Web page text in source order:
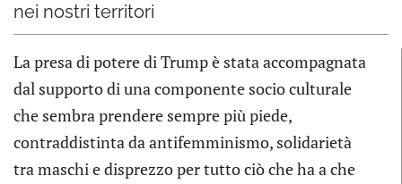
nei nostri territori
La presa di potere di Trump è stata accompagnata
dal supporto di una componente socio culturale
che sembra prendere sempre più piede,
contraddistinta da antifemminismo, solidarietà
tra maschi e disprezzo per tutto ciò che ha a che